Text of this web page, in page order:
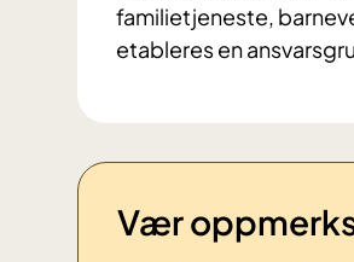
familietjeneste,
etableres en
Vær